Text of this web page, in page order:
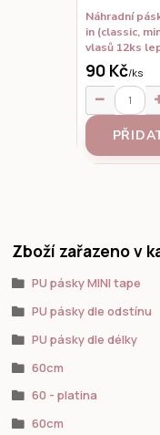
Náhradní
in (classic,
vlasů 12ks
90 Kč/ks
Zboží zařazeno v
PU pásky MINI tape
PU pásky dle odstínu
PU pásky dle délky
60cm
60 - platina
60cm